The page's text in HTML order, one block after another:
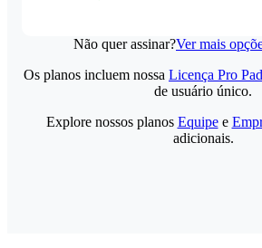
Não quer assinar?Ver mais
Os planos incluem nossa Licença Pro
de usuário único.
Explore nossos planos Equipee
adicionais.